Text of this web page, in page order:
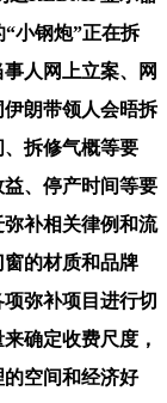
“小钢炮”正在拆
人网上立案、网
伊朗带领人会晤拆
拆修气概等要
、停产时间等要
补相关律例和流
的材质和品牌
弥补项目进行切
确定收费尺度，
空间和经济好